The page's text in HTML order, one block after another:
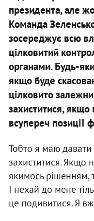
президента, але
Команда
зосереджує всю
цілковитий
органами. Будь-
якщо буде
цілковито
захиститися, якщо
всупереч позиції
Тобто я маю давати
захиститися. Якщо
якимось рішенням,
І нехай до мене
це подивитися. Я